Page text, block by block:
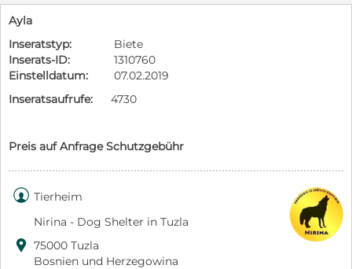
Ayla
Inseratstyp:
Biete
Inserats-ID:
1310760
Einstelldatum:
07.02.2019
Inseratsaufrufe:
4730
Preis auf Anfrage Schutzgebühr
 Tierheim
Nirina - Dog Shelter in Tuzla
 75000 Tuzla
Bosnien und Herzegowina